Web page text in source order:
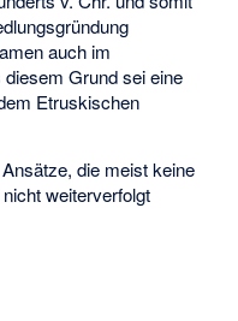
auch im
Grund sei eine
Etruskischen
die meist keine
weiterverfolgt